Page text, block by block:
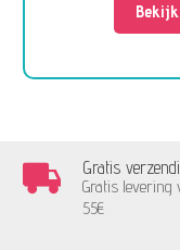
Gratis
Gratis levering
55€